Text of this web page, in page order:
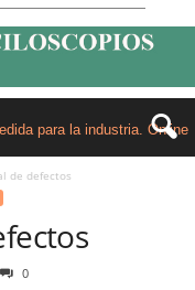
de defectos
0